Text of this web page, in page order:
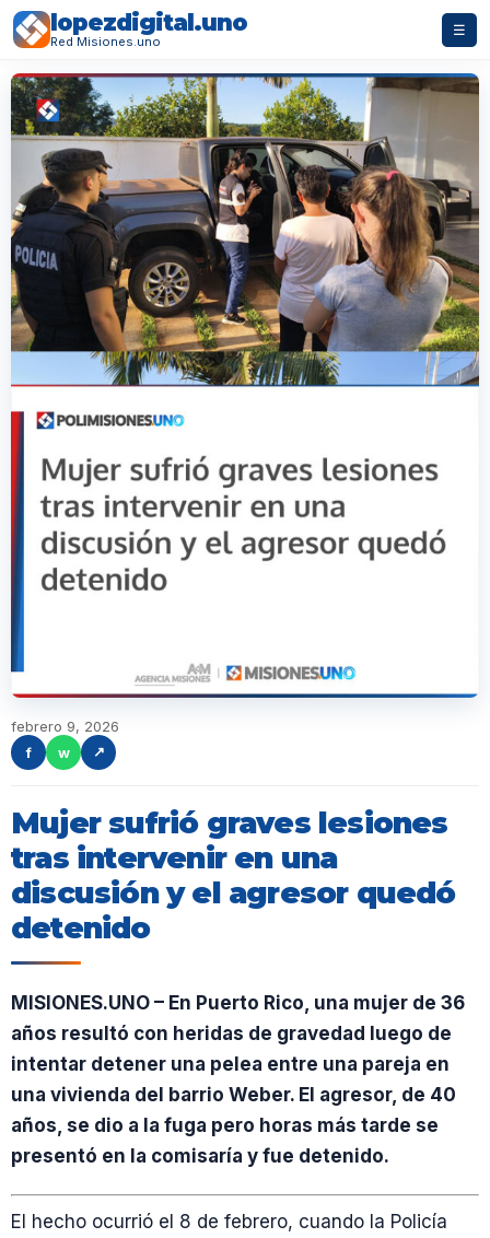
lopezdigital.uno
Red Misiones.uno
☰
febrero 9, 2026
f
w ↗
Mujer sufrió graves lesiones
tras intervenir en una
discusión y el agresor quedó
detenido
MISIONES.UNO – En Puerto Rico, una mujer de 36
años resultó con heridas de gravedad luego de
intentar detener una pelea entre una pareja en
una vivienda del barrio Weber. El agresor, de 40
años, se dio a la fuga pero horas más tarde se
presentó en la comisaría y fue detenido.
El hecho ocurrió el 8 de febrero, cuando la Policía